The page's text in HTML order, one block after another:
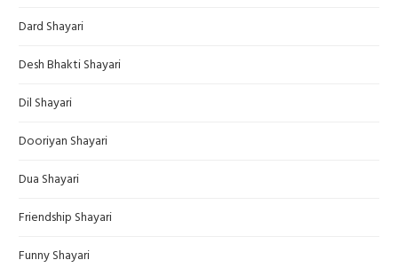
Dard Shayari
Desh Bhakti Shayari
Dil Shayari
Dooriyan Shayari
Dua Shayari
Friendship Shayari
Funny Shayari